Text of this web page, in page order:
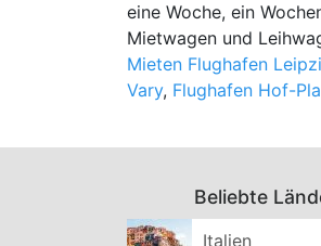
eine Woche, ein
Mietwagen und
Mieten Flughafen
Vary, Flughafen Hof-
Beliebte
Italien